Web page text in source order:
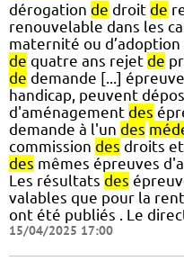
dérogation de droit de
renouvelable dans les
maternité ou
de quatre ans rejet de
de demande [...]
handicap, peuvent
d'aménagement des
demande à l'un des
commission des droits et
des mêmes épreuves
Les résultats des
valables que pour la
ont été publiés . Le
15/04/2025 17:00